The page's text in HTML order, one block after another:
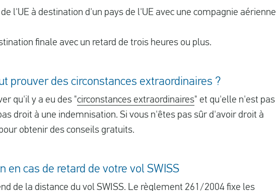
l'UE à destination d'un pays de l'UE avec une compagnie aérienne
finale avec un retard de trois heures ou plus.
prouver des circonstances extraordinaires ?
qu'il y a eu des "circonstances extraordinaires" et qu'elle n'est pas
droit à une indemnisation. Si vous n'êtes pas sûr d'avoir droit à
obtenir des conseils gratuits.
en cas de retard de votre vol SWISS
de la distance du vol SWISS. Le règlement 261/2004 fixe les